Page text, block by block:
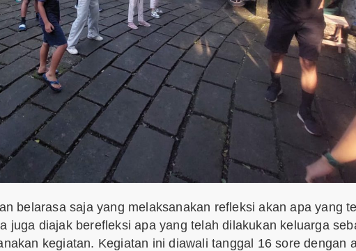
belarasa saja yang melaksanakan refleksi akan apa yang
juga diajak berefleksi apa yang telah dilakukan keluarga
kegiatan. Kegiatan ini diawali tanggal 16 sore dengan